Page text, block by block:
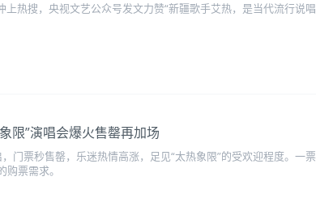
热搜，央视文艺公众号发文力赞“新疆歌手艾热，是当代流行说
限”演唱会爆火售罄再加场
门票秒售罄，乐迷热情高涨，足见“太热象限”的受欢迎程度。
票需求。